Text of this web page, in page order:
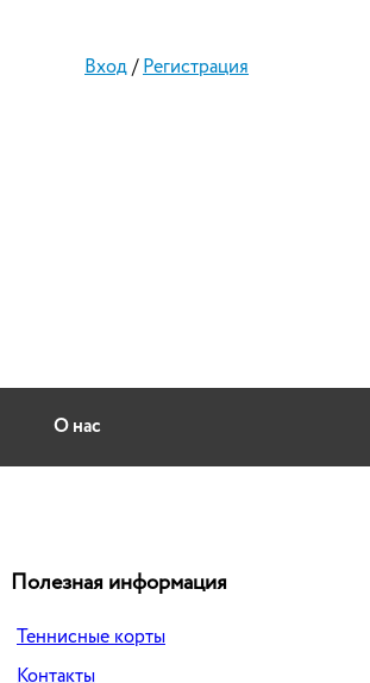
Вход/Регистрация
О нас
Полезная информация
Теннисные корты
Контакты